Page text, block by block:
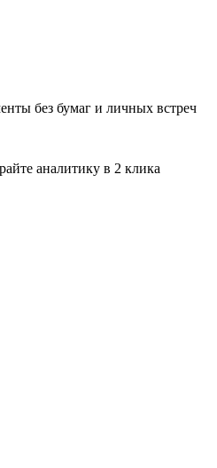
без бумаг и личных встреч
аналитику в 2 клика